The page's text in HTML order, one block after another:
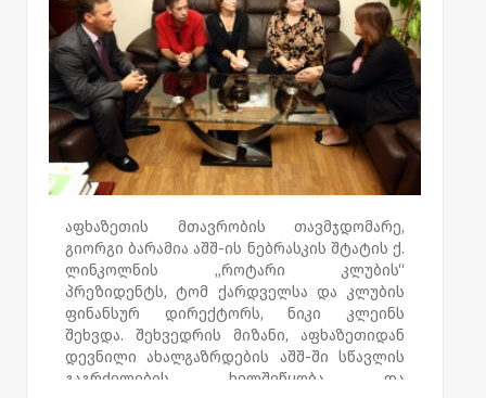
აფხაზეთის მთავრობის თავმჯდომარე,
გიორგი ბარამია აშშ-ის ნებრასკის შტატის ქ.
ლინკოლნის „როტარი კლუბის“
პრეზიდენტს, ტომ ქარდველსა და კლუბის
ფინანსურ დირექტორს, ნიკი კლეინს
შეხვდა. შეხვედრის მიზანი, აფხაზეთიდან
დევნილი ახალგაზრდების აშშ-ში სწავლის
გაგრძელების ხელშეწყობა და